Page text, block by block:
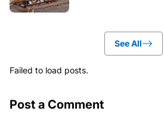
See All
Failed to load posts.
Post a Comment